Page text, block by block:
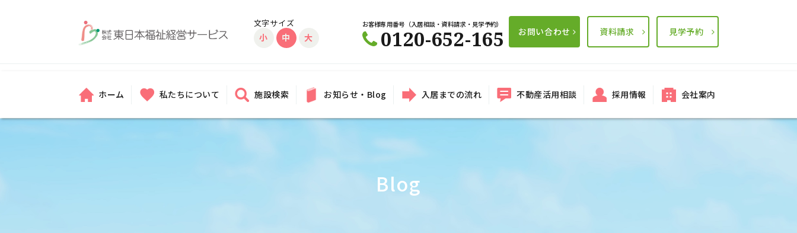
文字サイズ
小 中 大
お客様専用番号（入居相談・資料請求・見学予約）
0120-652-165 お問い合わせ 資料請求 見学予約
ホーム 私たちについて 施設検索 お知らせ・Blog 入居までの流れ 不動産活用相談 採用情報 会社案内
Blog